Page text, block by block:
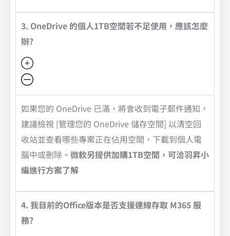
3. OneDrive 的個人1TB空間若不足使用，應該怎麼
辦?
如果您的 OneDrive 已滿，將會收到電子郵件通知，
建議檢視 [管理您的 OneDrive 儲存空間] 以清空回
收站並查看哪些專案正在佔用空間，下載到個人電
腦中或刪除。 微軟另提供加購1TB空間，可洽羽昇小
編進行方案了解
4. 我目前的Office版本是否支援連線存取 M365 服
務?